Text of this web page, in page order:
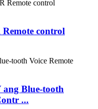
Remote control
ang Blue-tooth
...